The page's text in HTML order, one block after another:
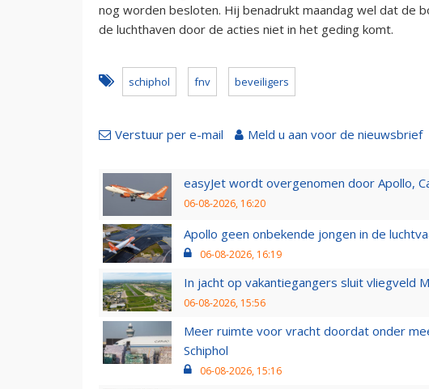
nog worden besloten. Hij benadrukt maandag wel dat de
de luchthaven door de acties niet in het geding komt.
schiphol fnv beveiligers
Verstuur per e-mail Meld u aan voor de nieuwsbrief
easyJet wordt overgenomen door Apollo,
06-08-2026, 16:20
Apollo geen onbekende jongen in de
06-08-2026, 16:19
In jacht op vakantiegangers sluit vliegveld
06-08-2026, 15:56
Meer ruimte voor vracht doordat onder
Schiphol
06-08-2026, 15:16